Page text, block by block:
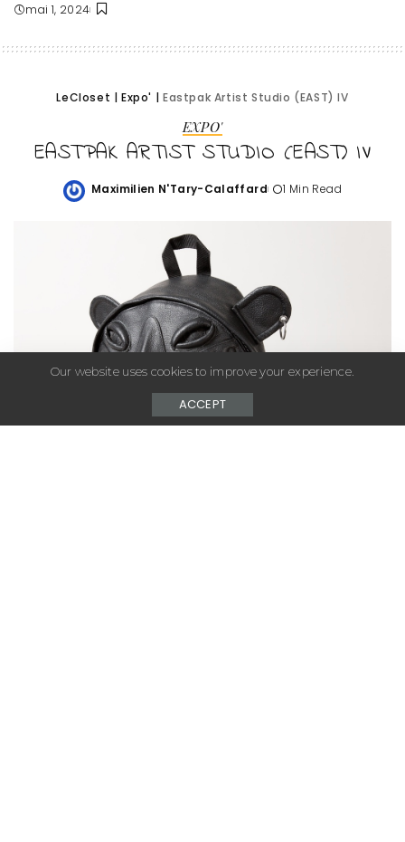
mai 1, 2024
LeCloset |Expo' | Eastpak Artist Studio (EAST) IV
EXPO'
EASTPAK ARTIST STUDIO (EAST) IV
Posted
Maximilien N'Tary-Calaffard 1 Min Read
Our website uses cookies to improve your experience.
ACCEPT